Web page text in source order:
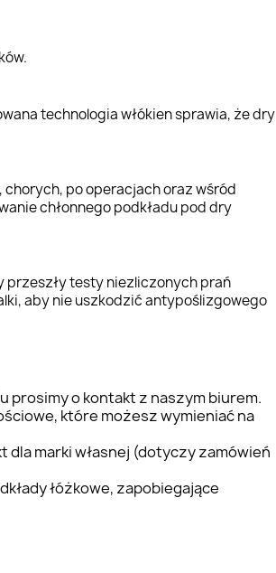
technologia włókien sprawia, że dry
po operacjach oraz wśród
chłonnego podkładu pod dry
przeszły testy niezliczonych prań
aby nie uszkodzić antypoślizgowego
prosimy o kontakt z naszym biurem.
które możesz wymieniać na
dla marki własnej (dotyczy zamówień
łóżkowe, zapobiegające